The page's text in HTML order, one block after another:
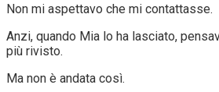
Non mi aspettavo che mi contattasse.
Anzi, quando Mia lo ha lasciato,
più rivisto.
Ma non è andata così.